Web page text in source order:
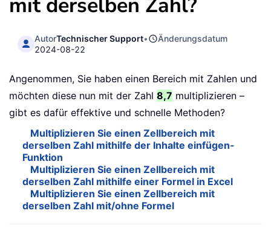
AutorTechnischer Support•
Änderungsdatum
2024-08-22
Angenommen, Sie haben einen Bereich mit Zahlen und
möchten diese nun mit der Zahl 8,7 multiplizieren –
gibt es dafür effektive und schnelle Methoden?
Multiplizieren Sie einen Zellbereich mit
derselben Zahl mithilfe der Inhalte einfügen-
Funktion
Multiplizieren Sie einen Zellbereich mit
derselben Zahl mithilfe einer Formel in Excel
Multiplizieren Sie einen Zellbereich mit
derselben Zahl mit/ohne Formel